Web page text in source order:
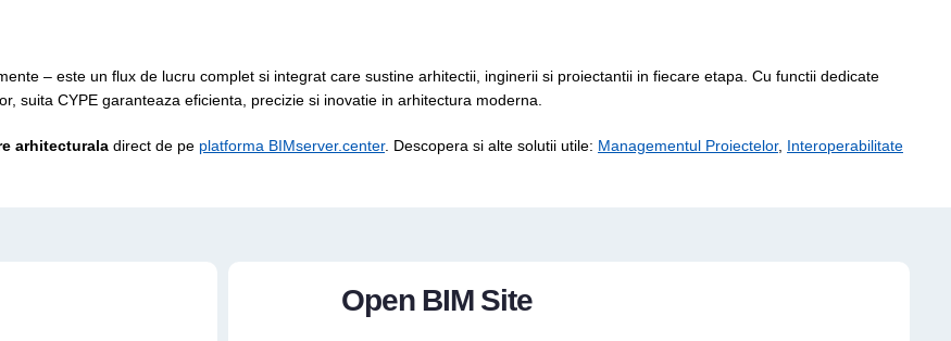
– este un flux de lucru complet si integrat care sustine arhitectii, inginerii si proiectantii in fiecare etapa. Cu functii dedicate
suita CYPE garanteaza eficienta, precizie si inovatie in arhitectura moderna.
arhitecturala direct de pe platforma BIMserver.center. Descopera si alte solutii utile: Managementul Proiectelor, Interoperabilitate
Open BIM Site